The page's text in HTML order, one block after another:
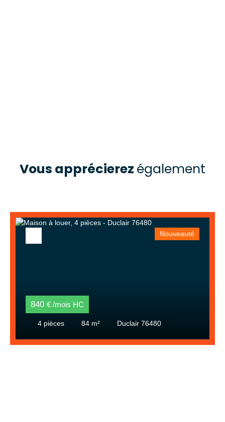
Vous apprécierez également
840 € /mois HC
4 pièces 84 m² Duclair 76480
Nouveauté